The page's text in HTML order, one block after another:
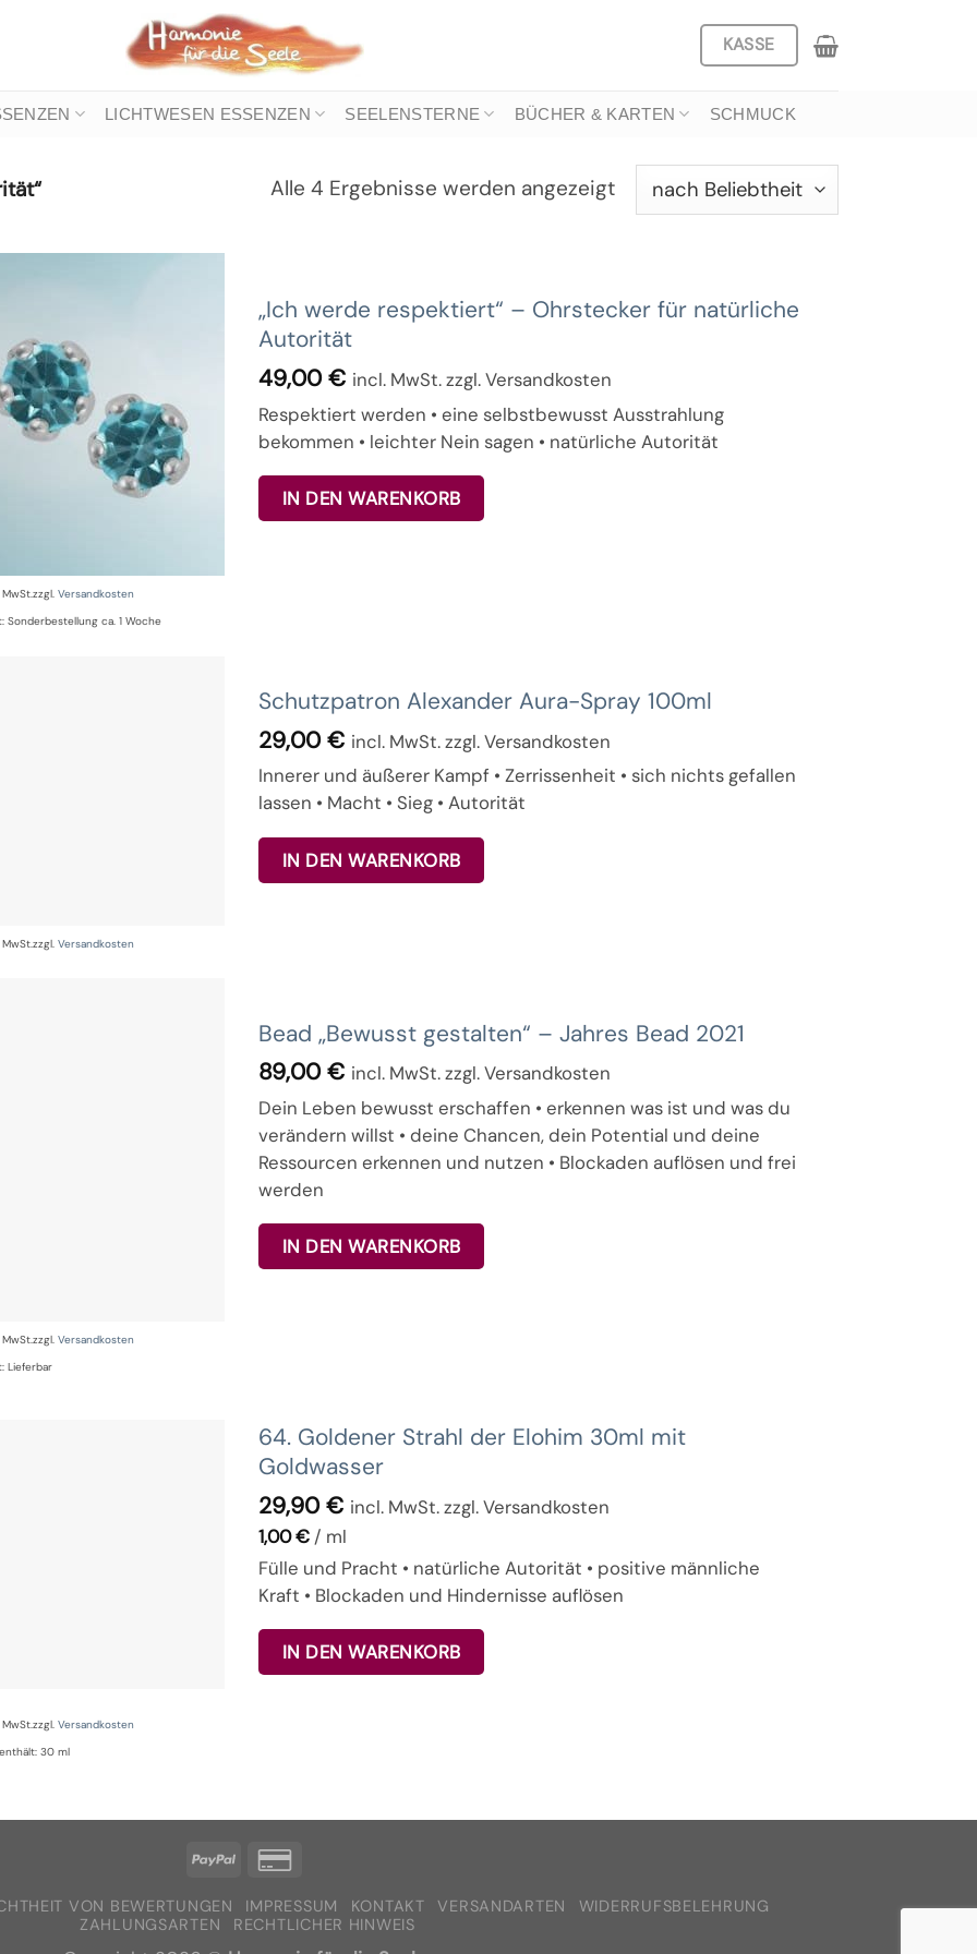
KASSE
LICHTWESEN ESSENZEN SEELENSTERNE BÜCHER & KARTEN SCHMUCK
Alle 4 Ergebnisse werden angezeigtNach
Beliebtheit
„Ich werde respektiert“ – Ohrstecker für natürliche
Autorität
49,00€ incl. MwSt. zzgl. Versandkosten
Respektiert werden • eine selbstbewusst Ausstrahlung
bekommen • leichter Nein sagen • natürliche Autorität
IN DEN WARENKORB
MwSt.zzgl. Versandkosten
Sonderbestellung ca. 1 Woche
Schutzpatron Alexander Aura-Spray 100ml
29,00€ incl. MwSt. zzgl. Versandkosten
Innerer und äußerer Kampf • Zerrissenheit • sich nichts gefallen
lassen • Macht • Sieg • Autorität
IN DEN WARENKORB
MwSt.zzgl. Versandkosten
Bead „Bewusst gestalten“ – Jahres Bead 2021
89,00€ incl. MwSt. zzgl. Versandkosten
Dein Leben bewusst erschaffen • erkennen was ist und was du
verändern willst • deine Chancen, dein Potential und deine
Ressourcen erkennen und nutzen • Blockaden auflösen und frei
werden
IN DEN WARENKORB
MwSt.zzgl. Versandkosten
Lieferbar
64. Goldener Strahl der Elohim 30ml mit
Goldwasser
29,90€ incl. MwSt. zzgl. Versandkosten
1,00€ / ml
Fülle und Pracht • natürliche Autorität • positive männliche
Kraft • Blockaden und Hindernisse auflösen
IN DEN WARENKORB
MwSt.zzgl. Versandkosten
30 ml
VON BEWERTUNGEN IMPRESSUM KONTAKT VERSANDARTEN
WIDERRUFSBELEHRUNG
ZAHLUNGSARTEN
RECHTLICHER HINWEIS